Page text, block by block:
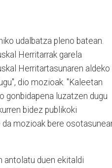
udalbatza pleno batean.
Herritarrak garela
Herritartasunaren aldeko
dio mozioak. "Kaleetan
gonbidapena luzatzen dugu
bidez publikoki
mozioak bere
antolatu duen ekitaldi